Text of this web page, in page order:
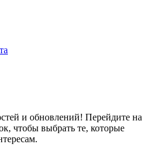
и обновлений! Перейдите на
чтобы выбрать те, которые